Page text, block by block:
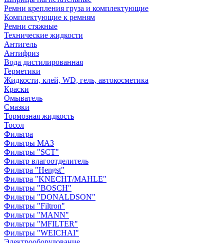
Ремни крепления груза и комплектующие
Комплектующие к ремням
Ремни стяжные
Технические жидкости
Антигель
Антифриз
Вода дистилированная
Герметики
Жидкости, клей, WD, гель, автокосметика
Краски
Омыватель
Смазки
Тормозная жидкость
Тосол
Фильтра
Фильтры МАЗ
Фильтры "SCT"
Фильтр влагоотделитель
Фильтра "Hengst"
Фильтра "KNECHT/MAHLE"
Фильтры "BOSCH"
Фильтры "DONALDSON"
Фильтры "Filtron"
Фильтры "MANN"
Фильтры "MFILTER"
Фильтры "WEICHAI"